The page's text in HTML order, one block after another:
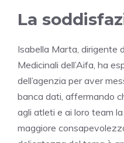
La
Isabella Marta, dirigente
Medicinali dell’Aifa, ha
dell’agenzia per aver
banca dati, affermando
agli atleti e ai loro team
maggiore